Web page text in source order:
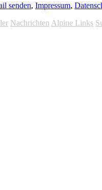
senden, Impressum,
Nachrichten Alpine Links